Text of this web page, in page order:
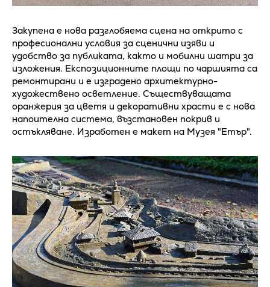
Закупена е нова разглобяема сцена на открито с
професионални условия за сценични изяви и
удобство за публиката, както и мобилни шатри за
изложения. Експозиционните площи по чаршията са
ремонтирани и е изградено архитектурно-
художествено осветление. Съществуващата
оранжерия за цветя и декоративни храсти е с нова
напоителна система, възстановен покрив и
остъкляване. Изработен е макет на Музея "Етър".